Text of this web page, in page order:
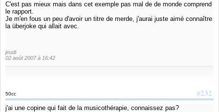
C'est pas mieux mais dans cet exemple pas mal de de monde comprend
le rapport.
Je m'en fous un peu d'avoir un titre de merde, j'aurai juste aimé connaître
la überjoke qui allait avec.
jeudi
02 août 2007 à 16:42
#232
50cc
j'ai une copine qui fait de la musicothérapie, connaissez pas?